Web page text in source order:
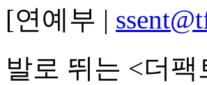
[연예부 |
발로 뛰는 <더